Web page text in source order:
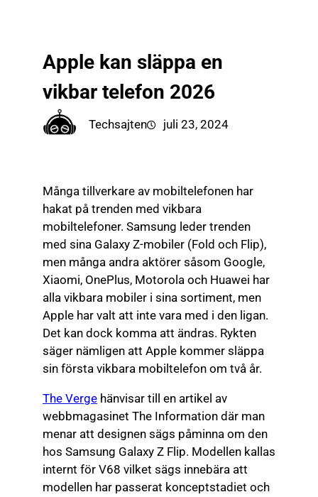
Apple kan släppa en
vikbar telefon 2026
Techsajten juli 23, 2024
Många tillverkare av mobiltelefonen har
hakat på trenden med vikbara
mobiltelefoner. Samsung leder trenden
med sina Galaxy Z-mobiler (Fold och Flip),
men många andra aktörer såsom Google,
Xiaomi, OnePlus, Motorola och Huawei har
alla vikbara mobiler i sina sortiment, men
Apple har valt att inte vara med i den ligan.
Det kan dock komma att ändras. Rykten
säger nämligen att Apple kommer släppa
sin första vikbara mobiltelefon om två år.
The Verge hänvisar till en artikel av
webbmagasinet The Information där man
menar att designen sägs påminna om den
hos Samsung Galaxy Z Flip. Modellen kallas
internt för V68 vilket sägs innebära att
modellen har passerat konceptstadiet och